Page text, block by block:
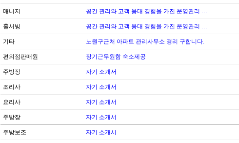
매니저 공간 관리와 고객 응대 경험을 가진 운영관리 …
홀서빙 공간 관리와 고객 응대 경험을 가진 운영관리 …
기타 노원구근처 아파트 관리사무소 경리 구합니다.
편의점판매원 장기근무원함 숙소제공
주방장 자기 소개서
조리사 자기 소개서
요리사 자기 소개서
주방장 자기 소개서
주방보조 자기 소개서